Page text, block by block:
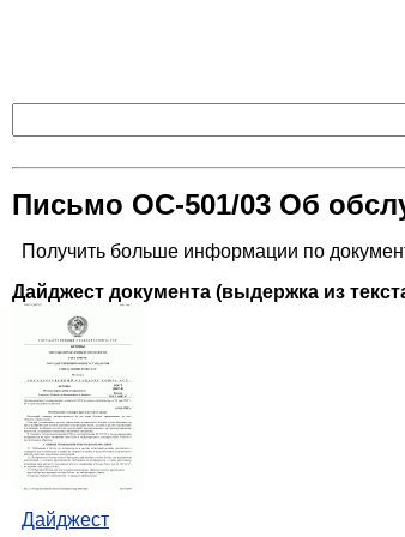
Письмо ОС-501/03 Об
Получить больше информации по
Дайджест документа (выдержка из
Дайджест